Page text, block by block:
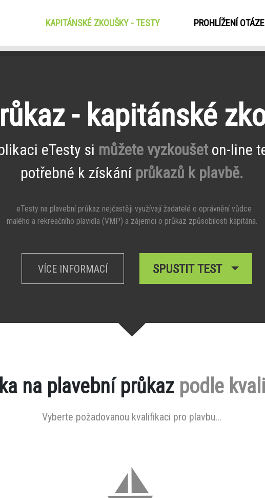
KAPITÁNSKÉ ZKOUŠKY - TESTY(CURRENT)PROHLÍŽENÍ
- kapitánské
eTesty si můžete vyzkoušet on-line
potřebné k získání průkazů k plavbě.
eTesty na plavební průkaz nejčastěji využívají žadatelé o oprávnění vůdce
malého a rekreačního plavidla (VMP) a zájemci o průkaz způsobilosti kapitána.
VÍCE INFORMACÍ SPUSTIT TEST
na plavební průkaz podle
Vyberte požadovanou kvalifikaci pro plavbu...